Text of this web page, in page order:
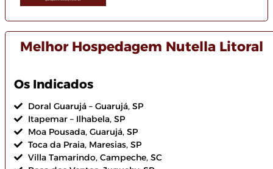
Melhor Hospedagem Nutella Litoral
Os Indicados
Doral Guarujá – Guarujá, SP
Itapemar – Ilhabela, SP
Moa Pousada, Guarujá, SP
Toca da Praia, Maresias, SP
Villa Tamarindo, Campeche, SC